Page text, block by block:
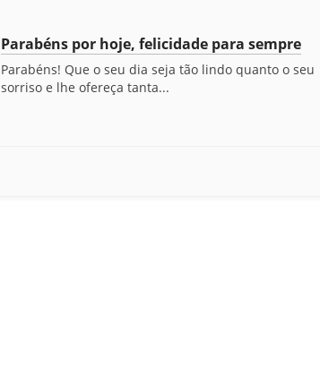
Parabéns por hoje, felicidade para sempre
Parabéns! Que o seu dia seja tão lindo quanto o seu
sorriso e lhe ofereça tanta...